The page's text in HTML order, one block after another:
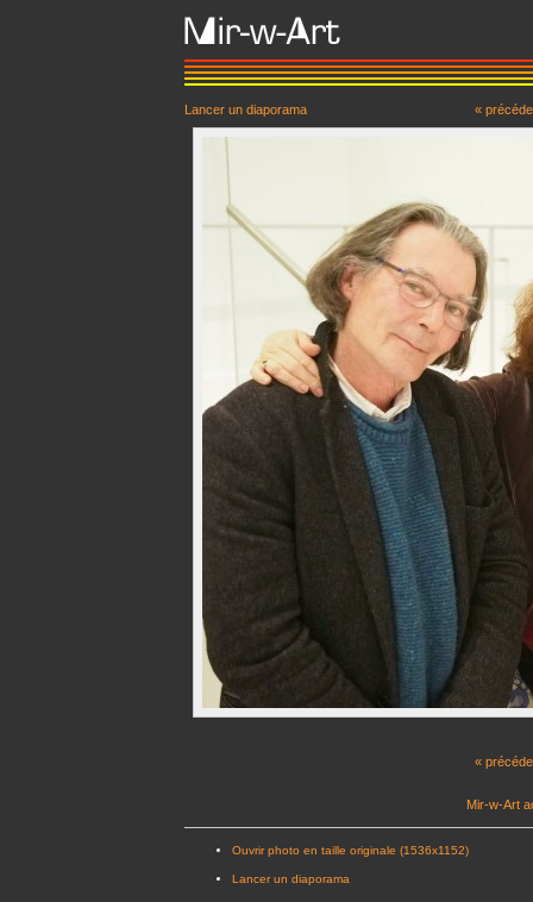
Lancer un diaporama «
«
Mir-w-Art
Ouvrir photo en taille originale (1536x1152)
Lancer un diaporama